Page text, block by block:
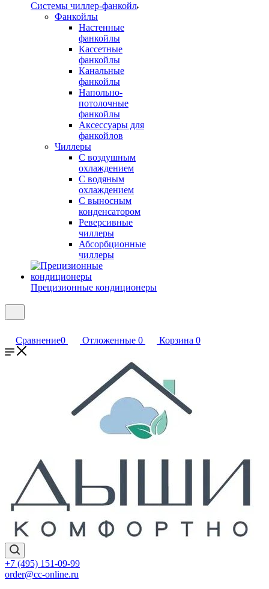
Системы чиллер-фанкойл
Фанкойлы
Настенные
фанкойлы
Кассетные
фанкойлы
Канальные
фанкойлы
Напольно-
потолочные
фанкойлы
Аксессуары для
фанкойлов
Чиллеры
С воздушным
охлаждением
С водяным
охлаждением
С выносным
конденсатором
Реверсивные
чиллеры
Абсорбционные
чиллеры
Прецизионные кондиционеры
Сравнение0 Отложенные 0 Корзина 0
+7 (495) 151-09-99
order@cc-online.ru